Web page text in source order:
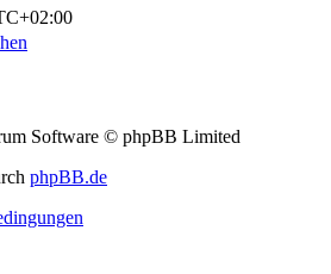
Software © phpBB Limited
phpBB.de